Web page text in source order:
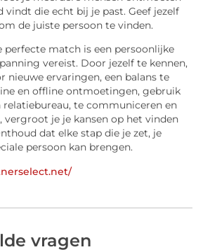
vindt die echt bij je past. Geef jezelf
de juiste persoon te vinden.
perfecte match is een persoonlijke
vereist. Door jezelf te kennen,
nieuwe ervaringen, een balans te
en offline ontmoetingen, gebruik
relatiebureau, te communiceren en
vergroot je je kansen op het vinden
dat elke stap die je zet, je
persoon kan brengen.
vragen